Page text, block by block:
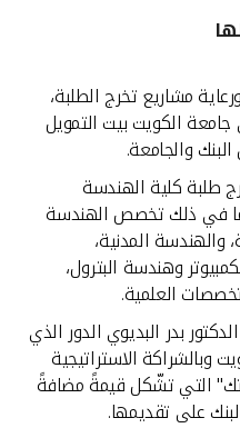
مشاريع تخرج الطلبة،
الكويت بيت التمويل
والجامعة.
طلبة كلية الهندسة
في ذلك تخصص الهندسة
والهندسة المدنية،
وهندسة البترول،
العلمية.
بدر البديوي الدور الذي
وبالشراكة الاستراتيجية
التي تشّكل قيمةً مضافةً
على تقديمها.